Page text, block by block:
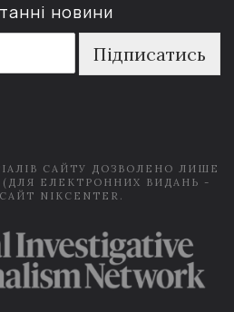
новини
Підписатись
САЙТУ ДОЗВОЛЕНО ЛИШЕ
ЕЛЕКТРОННИХ ВИДАНЬ -
NIKCENTER.